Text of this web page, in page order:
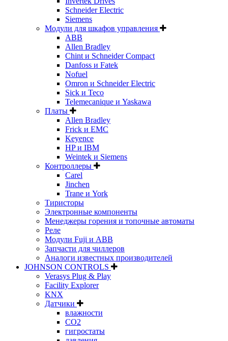
Schneider Electric
Siemens
Модули для шкафов управления
ABB
Allen Bradley
Chint и Schneider Compact
Danfoss и Fatek
Nofuel
Omron и Schneider Electric
Sick и Teco
Telemecanique и Yaskawa
Платы
Allen Bradley
Frick и EMC
Keyence
HP и IBM
Weintek и Siemens
Контроллеры
Carel
Jinchen
Trane и York
Тиристоры
Электронные компоненты
Менеджеры горения и топочные автоматы
Реле
Модули Fuji и ABB
Запчасти для чиллеров
Аналоги известных производителей
JOHNSON CONTROLS
Verasys Plug & Play
Facility Explorer
KNX
Датчики
влажности
CO2
гигростаты